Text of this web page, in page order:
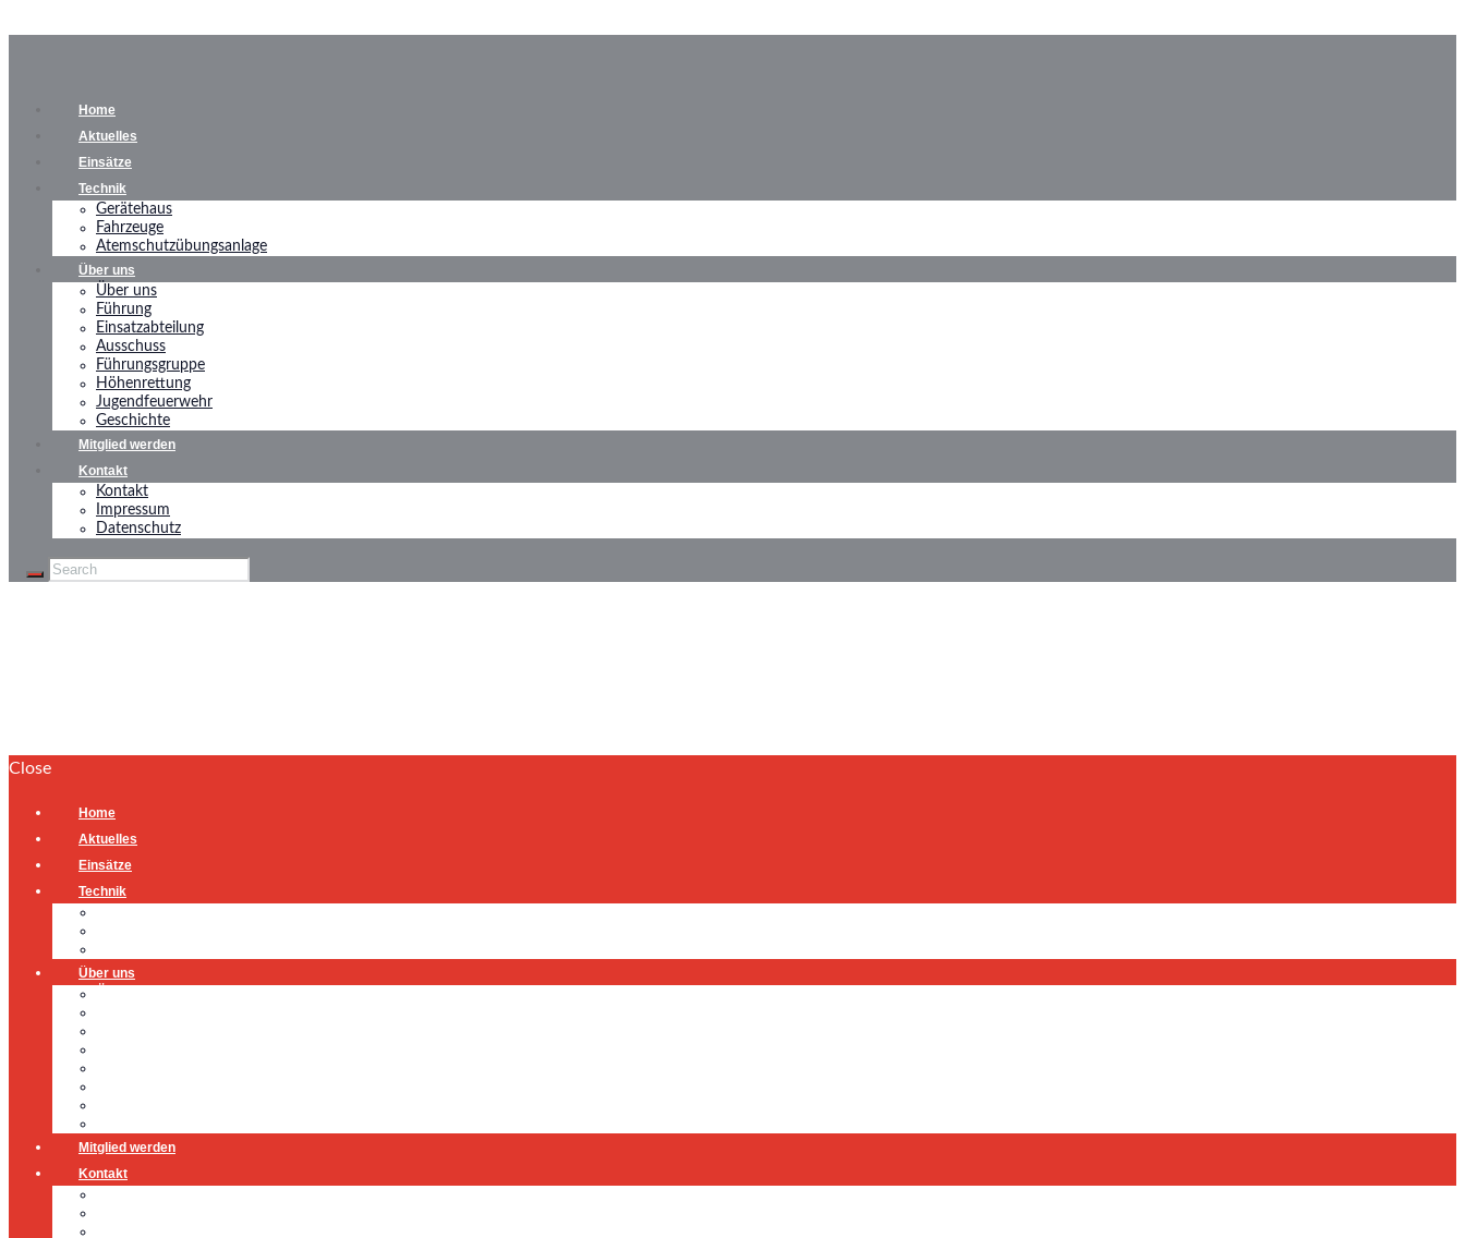
Home
Aktuelles
Einsätze
Technik
Gerätehaus
Fahrzeuge
Atemschutzübungsanlage
Über uns
Über uns
Führung
Einsatzabteilung
Ausschuss
Führungsgruppe
Höhenrettung
Jugendfeuerwehr
Geschichte
Mitglied werden
Kontakt
Kontakt
Impressum
Datenschutz
Close
Home
Aktuelles
Einsätze
Technik
Über uns
Mitglied werden
Kontakt